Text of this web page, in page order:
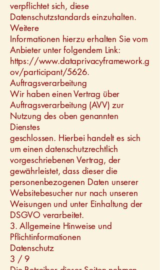
verpflichtet sich, diese
Datenschutzstandards einzuhalten.
Weitere
Informationen hierzu erhalten Sie vom
Anbieter unter folgendem Link:
https://www.dataprivacyframework.g
ov/participant/5626.
Auftragsverarbeitung
Wir haben einen Vertrag über
Auftragsverarbeitung (AVV) zur
Nutzung des oben genannten
Dienstes
geschlossen. Hierbei handelt es sich
um einen datenschutzrechtlich
vorgeschriebenen Vertrag, der
gewährleistet, dass dieser die
personenbezogenen Daten unserer
Websitebesucher nur nach unseren
Weisungen und unter Einhaltung der
DSGVO verarbeitet.
3. Allgemeine Hinweise und
Pflichtinformationen
Datenschutz
3 / 9